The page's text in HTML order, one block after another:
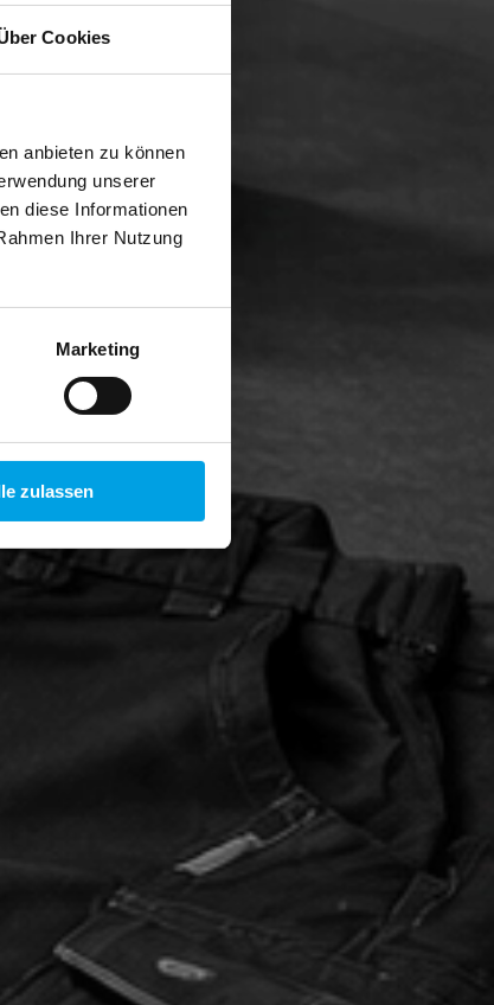
Cookies
anbieten zu können
unserer
diese Informationen
Ihrer Nutzung
Marketing
zulassen